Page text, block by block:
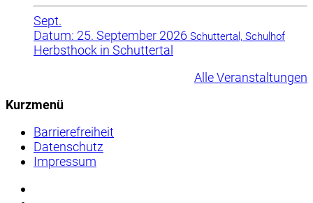
Sept.
Datum: 25. September 2026 Schuttertal, Schulhof
Herbsthock in Schuttertal
Alle Veranstaltungen
Kurzmenü
Barrierefreiheit
Datenschutz
Impressum